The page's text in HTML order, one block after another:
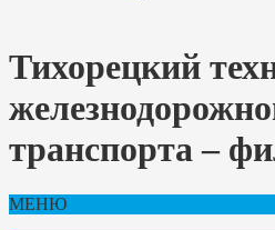
Тихорецкий
транспорта –
МЕНЮ